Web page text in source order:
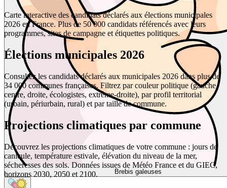
Brebis galeuses
Carte interactive des candidats déclarés aux élections municipales
2026 en France. Plus de 50 000 candidats référencés avec leurs
programmes, sites de campagne et étiquettes politiques.
Élections municipales 2026
Consultez les candidats déclarés aux municipales 2026 dans plus de
34 000 communes françaises. Filtrez par couleur politique (gauche,
centre, droite, écologistes, extrême-droite), par profil territorial
(urbain, périurbain, rural) et par taille de commune.
Projections climatiques par commune
Découvrez les projections climatiques de votre commune : jours de
canicule, température estivale, élévation du niveau de la mer,
sécheresses des sols. Données issues de Météo France et du GIEC,
horizons 2030, 2050 et 2100.